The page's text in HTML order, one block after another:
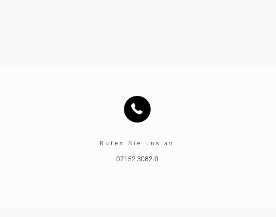
Rufen Sie uns an
07152 3082-0